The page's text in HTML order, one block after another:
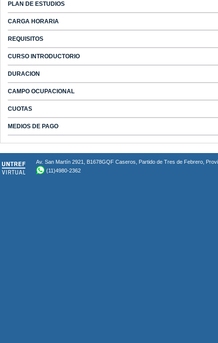
PLAN DE ESTUDIOS
CARGA HORARIA
REQUISITOS
CURSO INTRODUCTORIO
DURACION
CAMPO OCUPACIONAL
CUOTAS
MEDIOS DE PAGO
Av. San Martín 2921, B1678GQF Caseros, Partido de Tres de Febrero,
(11)4980-2362